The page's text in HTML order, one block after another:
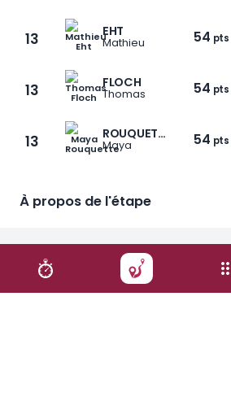
1 / 9
13 EHT
Mathieu 54 pts
13 FLOCH
Thomas 54 pts
13 ROUQUETTE
Maya 54 pts
À propos de l'étape